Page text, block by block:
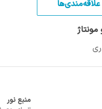
منبع نور